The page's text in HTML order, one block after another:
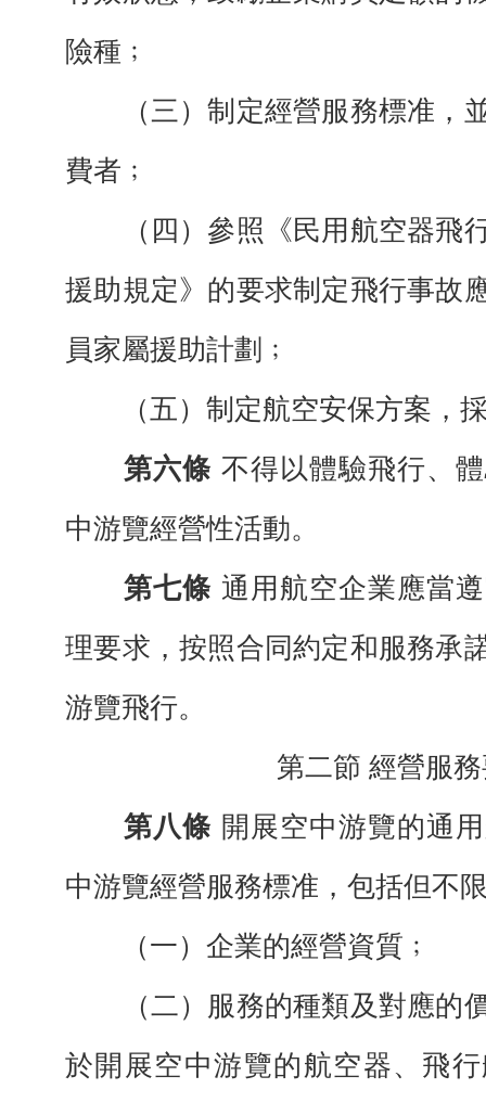
險種﹔
（三）制定經營服務標准，
費者﹔
（四）參照《民用航空器飛
援助規定》 的要求制定飛行事故
員家屬援助計劃﹔
（五）制定航空安保方案，
第六條 不得以體驗飛行、
中游覽經營性活動。
第七條 通用航空企業應當
理要求，按照合同約定和服務承
游覽飛行。
第二節 經營服
第八條 開展空中游覽的通
中游覽經營服務標准，包括但不
（一）企業的經營資質﹔
（二）服務的種類及對應的
於開展空中游覽的航空器、飛